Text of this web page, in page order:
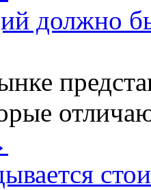
должно